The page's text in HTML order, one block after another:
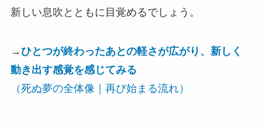
新しい息吹とともに目覚めるでしょう。
→ひとつが終わったあとの軽さが広がり、新しく
動き出す感覚を感じてみる
（死ぬ夢の全体像｜再び始まる流れ）